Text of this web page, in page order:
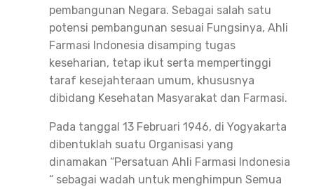
pembangunan Negara. Sebagai salah satu
potensi pembangunan sesuai Fungsinya, Ahli
Farmasi Indonesia disamping tugas
keseharian, tetap ikut serta mempertinggi
taraf kesejahteraan umum, khususnya
dibidang Kesehatan Masyarakat dan Farmasi.
Pada tanggal 13 Februari 1946, di Yogyakarta
dibentuklah suatu Organisasi yang
dinamakan “Persatuan Ahli Farmasi Indonesia
“ sebagai wadah untuk menghimpun Semua